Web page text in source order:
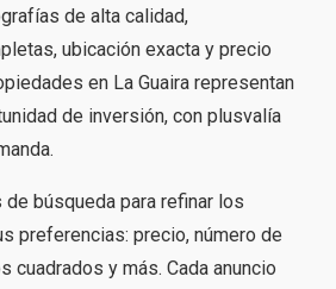
de alta calidad,
ubicación exacta y precio
en La Guaira representan
de inversión, con plusvalía
búsqueda para refinar los
preferencias: precio, número de
cuadrados y más. Cada anuncio